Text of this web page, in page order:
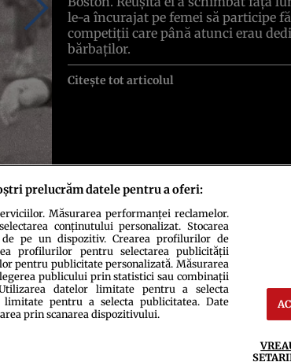
le-a încurajat pe femei să participe
competiţii care până atunci erau
bărbaţilor.
Citește tot articolul
prelucrăm datele pentru a oferi:
Măsurarea performanței reclamelor.
conținutului personalizat. Stocarea
de pe un dispozitiv. Crearea profilurilor de
profilurilor pentru selectarea publicității
pentru publicitate personalizată. Măsurarea
publicului prin statistici sau combinații
datelor limitate pentru a selecta
pentru a selecta publicitatea. Date
prin scanarea dispozitivului.